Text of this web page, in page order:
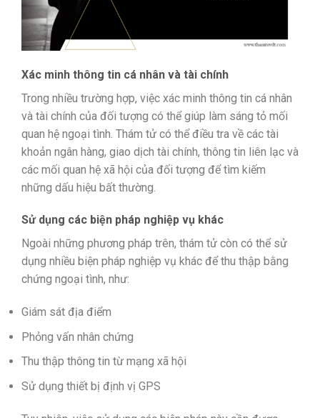
Xác minh thông tin cá nhân và tài chính
Trong nhiều trường hợp, việc xác minh thông tin cá nhân
và tài chính của đối tượng có thể giúp làm sáng tỏ mối
quan hệ ngoại tình. Thám tử có thể điều tra về các tài
khoản ngân hàng, giao dịch tài chính, thông tin liên lạc và
các mối quan hệ xã hội của đối tượng để tìm kiếm
những dấu hiệu bất thường.
Sử dụng các biện pháp nghiệp vụ khác
Ngoài những phương pháp trên, thám tử còn có thể sử
dụng nhiều biện pháp nghiệp vụ khác để thu thập bằng
chứng ngoại tình, như:
Giám sát địa điểm
Phỏng vấn nhân chứng
Thu thập thông tin từ mạng xã hội
Sử dụng thiết bị định vị GPS